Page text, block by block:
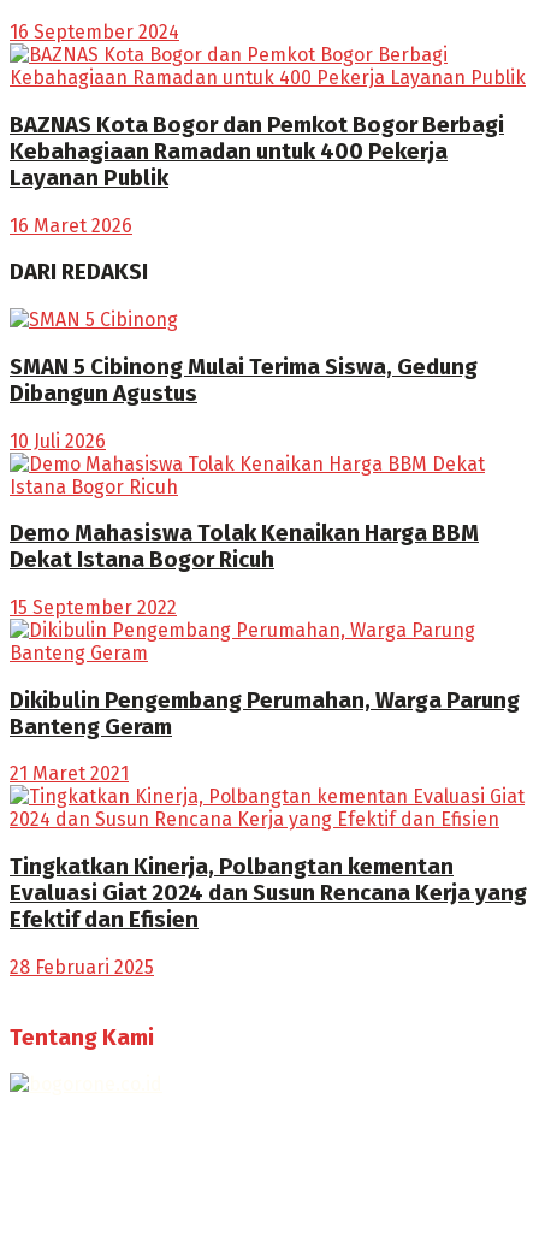
16 September 2024
BAZNAS Kota Bogor dan Pemkot Bogor Berbagi
Kebahagiaan Ramadan untuk 400 Pekerja
Layanan Publik
16 Maret 2026
DARI REDAKSI
SMAN 5 Cibinong Mulai Terima Siswa, Gedung
Dibangun Agustus
10 Juli 2026
Demo Mahasiswa Tolak Kenaikan Harga BBM
Dekat Istana Bogor Ricuh
15 September 2022
Dikibulin Pengembang Perumahan, Warga Parung
Banteng Geram
21 Maret 2021
Tingkatkan Kinerja, Polbangtan kementan
Evaluasi Giat 2024 dan Susun Rencana Kerja yang
Efektif dan Efisien
28 Februari 2025
Tentang Kami